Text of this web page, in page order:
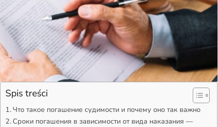
Spis treści
Что такое погашение судимости и почему оно так важно
Сроки погашения в зависимости от вида наказания —